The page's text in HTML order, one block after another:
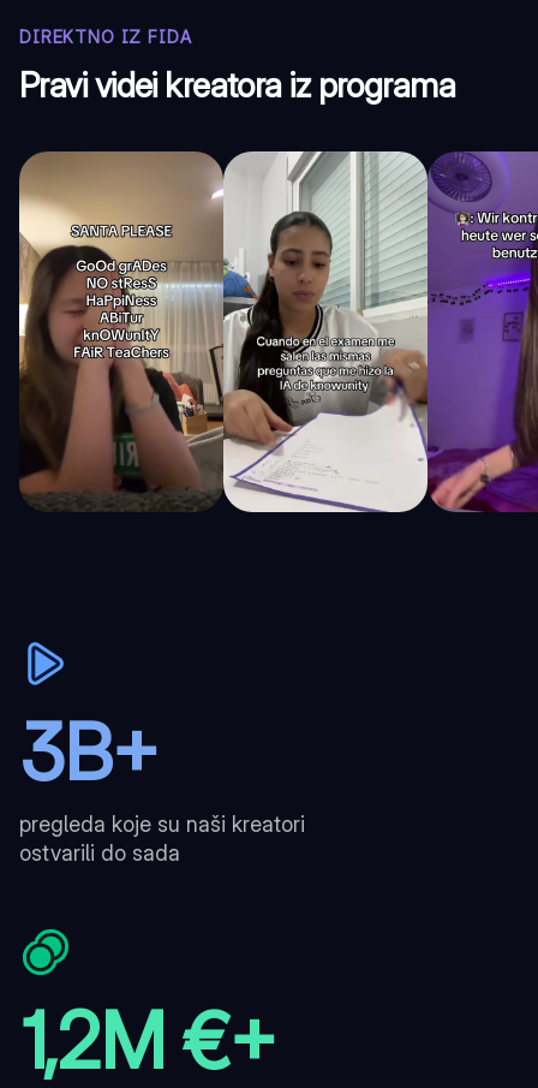
DIREKTNO IZ FIDA
Pravi videi kreatora iz programa
3B+
pregleda koje su naši kreatori
ostvarili do sada
1,2M €+